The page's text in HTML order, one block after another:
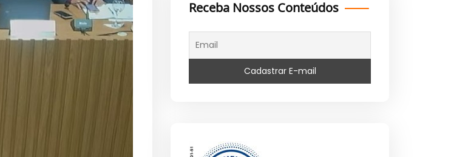
Receba Nossos Conteúdos